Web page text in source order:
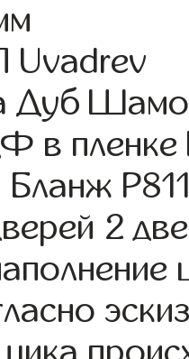
Uvadrev
Дуб
в пленке
2